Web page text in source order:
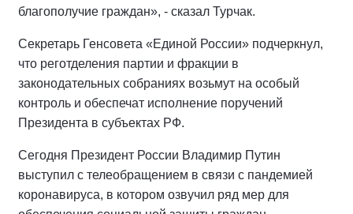
благополучие граждан», - сказал Турчак.
Секретарь Генсовета «Единой России» подчеркнул,
что реготделения партии и фракции в
законодательных собраниях возьмут на особый
контроль и обеспечат исполнение поручений
Президента в субъектах РФ.
Сегодня Президент России Владимир Путин
выступил с телеобращением в связи с пандемией
коронавируса, в котором озвучил ряд мер для